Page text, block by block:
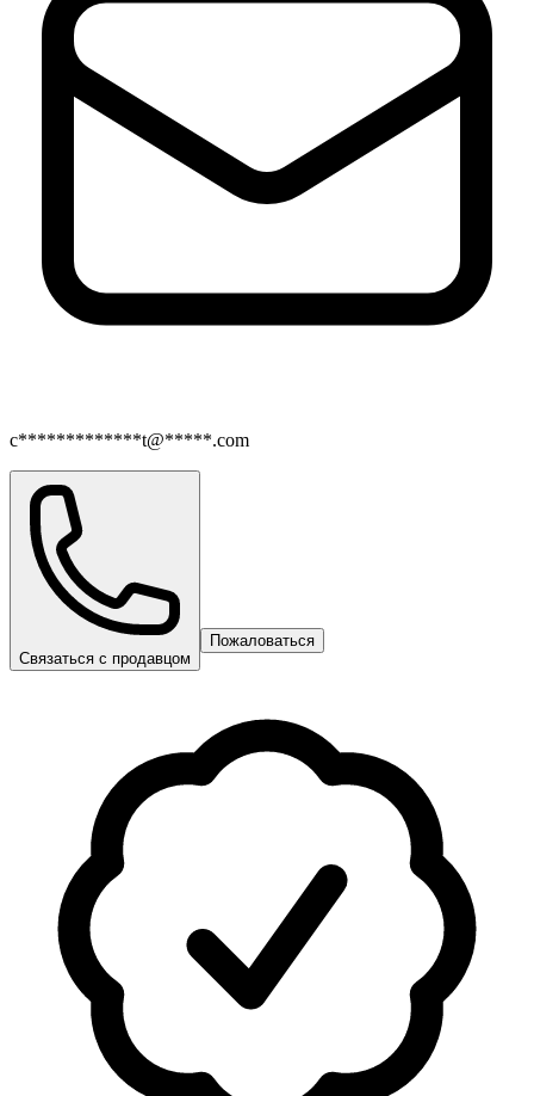
c*************t@*****.com
Связаться с продавцом
Пожаловаться